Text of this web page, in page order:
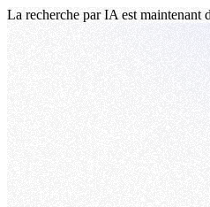
La recherche par IA est maintenant